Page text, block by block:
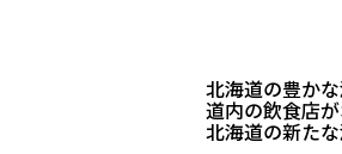
北海道の豊か
道内の飲食店
北海道の新た